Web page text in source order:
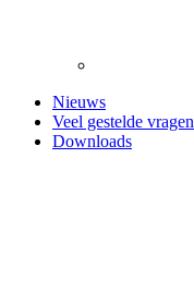
Nieuws
Veel gestelde vragen
Downloads